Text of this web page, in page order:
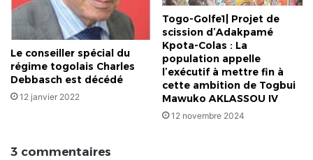
Le conseiller spécial du
régime togolais Charles
Debbasch est décédé
12 janvier 2022
Togo-Golfe1| Projet de
scission d’Adakpamé
Kpota-Colas : La
population appelle
l’exécutif à mettre fin à
cette ambition de Togbui
Mawuko AKLASSOU IV
12 novembre 2024
3 commentaires